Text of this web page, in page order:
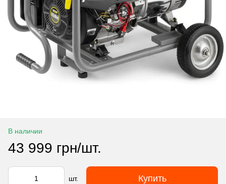
В наличии
43 999 грн/шт.
шт. Купить